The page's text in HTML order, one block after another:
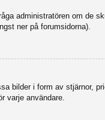
administratören om de
ner på forumsidorna).
bilder i form av stjärnor,
varje användare.